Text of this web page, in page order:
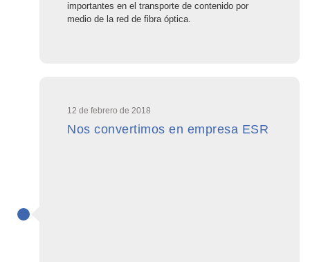
importantes en el transporte de contenido por
medio de la red de fibra óptica.
12 de febrero de 2018
Nos convertimos en empresa ESR